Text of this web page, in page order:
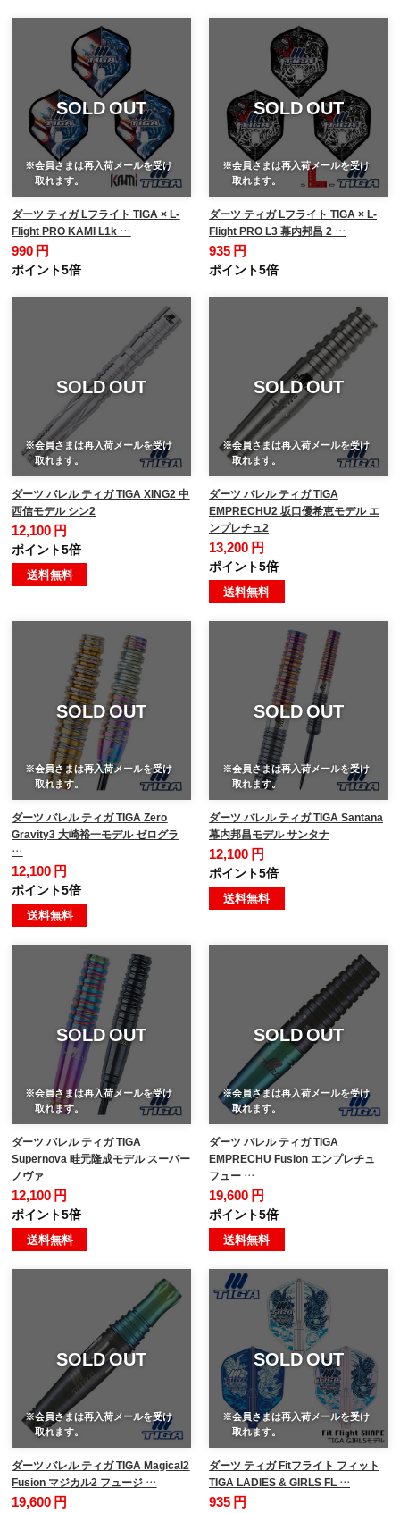
SOLD OUT
※会員さまは再入荷メールを受け
取れます。
ダーツ ティガ Lフライト TIGA × L-
Flight PRO KAMI L1k …
990 円
ポイント5倍
SOLD OUT
※会員さまは再入荷メールを受け
取れます。
ダーツ ティガ Lフライト TIGA × L-
Flight PRO L3 幕内邦昌 2 …
935 円
ポイント5倍
SOLD OUT
※会員さまは再入荷メールを受け
取れます。
ダーツ バレル ティガ TIGA XING2 中
西信モデル シン2
12,100 円
ポイント5倍
送料無料
SOLD OUT
※会員さまは再入荷メールを受け
取れます。
ダーツ バレル ティガ TIGA
EMPRECHU2 坂口優希恵モデル エ
ンプレチュ2
13,200 円
ポイント5倍
送料無料
SOLD OUT
※会員さまは再入荷メールを受け
取れます。
ダーツ バレル ティガ TIGA Zero
Gravity3 大崎裕一モデル ゼログラ
…
12,100 円
ポイント5倍
送料無料
SOLD OUT
※会員さまは再入荷メールを受け
取れます。
ダーツ バレル ティガ TIGA Santana
幕内邦昌モデル サンタナ
12,100 円
ポイント5倍
送料無料
SOLD OUT
※会員さまは再入荷メールを受け
取れます。
ダーツ バレル ティガ TIGA
Supernova 畦元隆成モデル スーパー
ノヴァ
12,100 円
ポイント5倍
送料無料
SOLD OUT
※会員さまは再入荷メールを受け
取れます。
ダーツ バレル ティガ TIGA
EMPRECHU Fusion エンプレチュ
フュー …
19,600 円
ポイント5倍
送料無料
SOLD OUT
※会員さまは再入荷メールを受け
取れます。
ダーツ バレル ティガ TIGA Magical2
Fusion マジカル2 フュージ …
19,600 円
SOLD OUT
※会員さまは再入荷メールを受け
取れます。
ダーツ ティガ Fitフライト フィット
TIGA LADIES & GIRLS FL …
935 円